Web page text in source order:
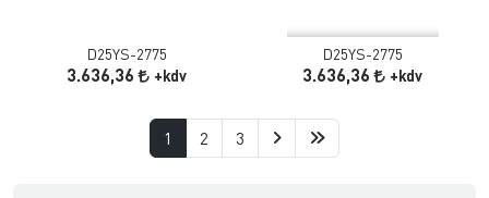
D25YS-2775
3.636,36 +kdv
D25YS-2775
3.636,36 +kdv
1 2 3